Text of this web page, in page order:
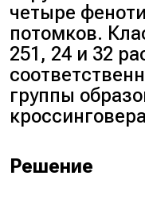
четыре
потомков.
251, 24 и 32
группы
Решение